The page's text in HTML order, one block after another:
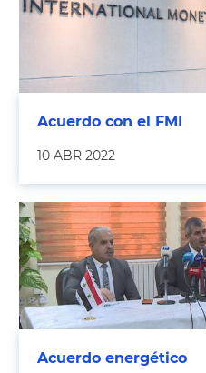
Acuerdo con el FMI
10 ABR 2022
Acuerdo energético